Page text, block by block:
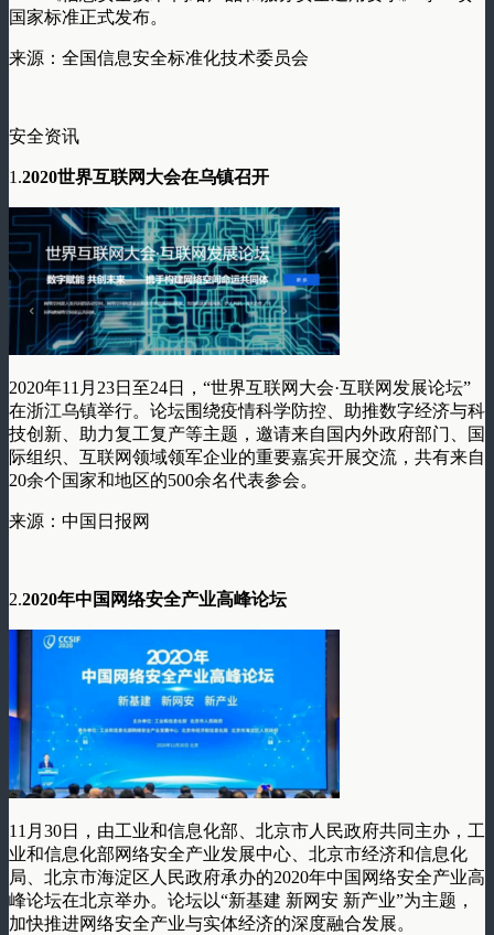
国家标准正式发布。
来源：全国信息安全标准化技术委员会
安全资讯
1.2020世界互联网大会在乌镇召开
2020年11月23日至24日，“世界互联网大会·互联网发展论坛”
在浙江乌镇举行。论坛围绕疫情科学防控、助推数字经济与科
技创新、助力复工复产等主题，邀请来自国内外政府部门、国
际组织、互联网领域领军企业的重要嘉宾开展交流，共有来自
20余个国家和地区的500余名代表参会。
来源：中国日报网
2.2020年中国网络安全产业高峰论坛
11月30日，由工业和信息化部、北京市人民政府共同主办，工
业和信息化部网络安全产业发展中心、北京市经济和信息化
局、北京市海淀区人民政府承办的2020年中国网络安全产业高
峰论坛在北京举办。论坛以“新基建 新网安 新产业”为主题，
加快推进网络安全产业与实体经济的深度融合发展。